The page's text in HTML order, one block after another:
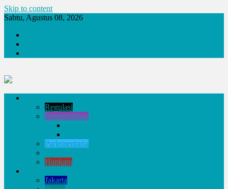
Skip to content
Sabtu, Agustus 08, 2026
Regulasi
Pemerintahan
Parlementaria
Hankam
Jakarta